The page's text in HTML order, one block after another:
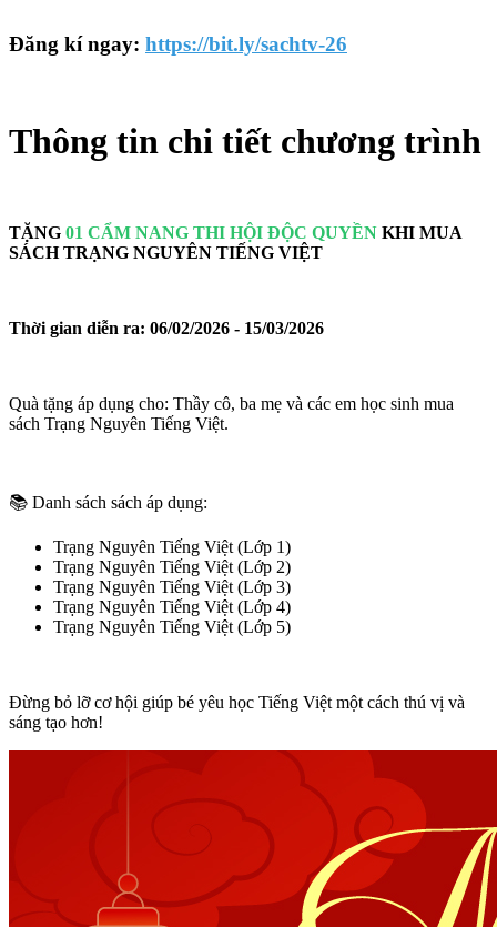
Đăng kí ngay: https://bit.ly/sachtv-26
Thông tin chi tiết chương trình
TẶNG 01 CẨM NANG THI HỘI ĐỘC QUYỀN KHI MUA
SÁCH TRẠNG NGUYÊN TIẾNG VIỆT
Thời gian diễn ra: 06/02/2026 - 15/03/2026
Quà tặng áp dụng cho: Thầy cô, ba mẹ và các em học sinh mua
sách Trạng Nguyên Tiếng Việt.
📚 Danh sách sách áp dụng:
Trạng Nguyên Tiếng Việt (Lớp 1)
Trạng Nguyên Tiếng Việt (Lớp 2)
Trạng Nguyên Tiếng Việt (Lớp 3)
Trạng Nguyên Tiếng Việt (Lớp 4)
Trạng Nguyên Tiếng Việt (Lớp 5)
Đừng bỏ lỡ cơ hội giúp bé yêu học Tiếng Việt một cách thú vị và
sáng tạo hơn!